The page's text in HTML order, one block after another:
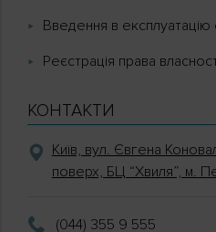
Введення в експлуатацію
Реєстрація права
КОНТАКТИ
Київ, вул. Євгена
поверх, БЦ “Хвиля”, м.
(044) 355 9 555